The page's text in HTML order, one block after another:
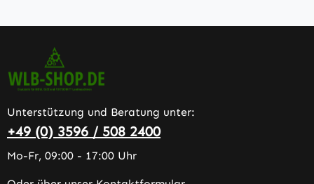
Unterstützung und Beratung unter:
+49 (0) 3596 / 508 2400
Mo-Fr, 09:00 - 17:00 Uhr